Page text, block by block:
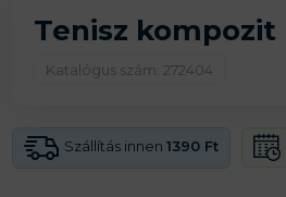
A KINAGYÍTÁSHOZ
Tenisz kompozit
Katalógus szám: 272404
Szállítás innen 1390 Ft